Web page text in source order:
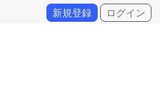
新規登録 ログイン